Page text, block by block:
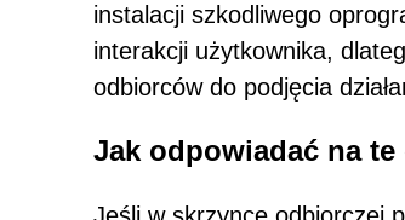
instalacji szkodliwego
interakcji użytkownika,
odbiorców do podjęcia
Jak odpowiadać na te